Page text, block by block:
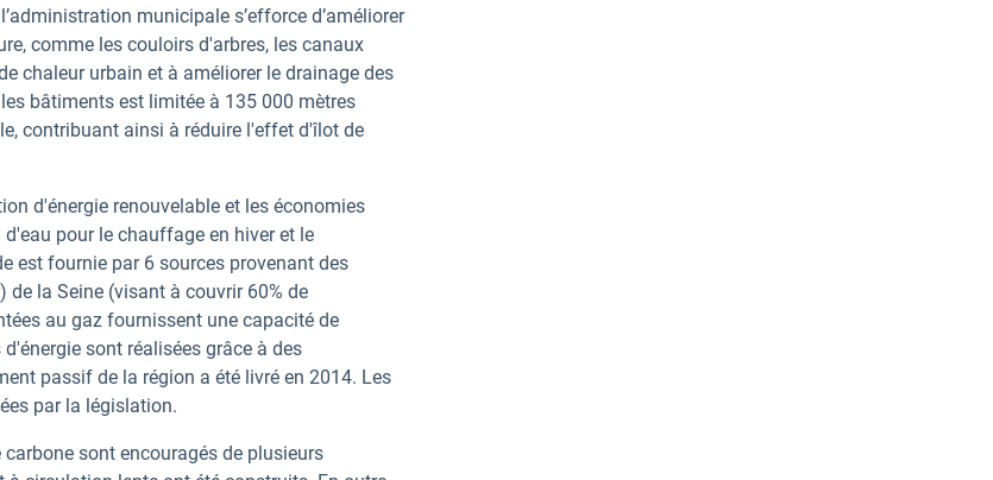
municipale s’efforce d’améliorer
comme les couloirs d'arbres, les canaux
chaleur urbain et à améliorer le drainage des
bâtiments est limitée à 135 000 mètres
contribuant ainsi à réduire l'effet d'îlot de
d'énergie renouvelable et les économies
pour le chauffage en hiver et le
est fournie par 6 sources provenant des
la Seine (visant à couvrir 60% de
au gaz fournissent une capacité de
sont réalisées grâce à des
passif de la région a été livré en 2014. Les
par la législation.
sont encouragés de plusieurs